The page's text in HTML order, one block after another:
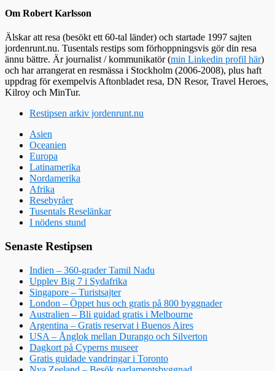
Om Robert Karlsson
Älskar att resa (besökt ett 60-tal länder) och startade 1997 sajten
jordenrunt.nu. Tusentals restips som förhoppningsvis gör din resa
ännu bättre. Är journalist / kommunikatör (min Linkedin profil här)
och har arrangerat en resmässa i Stockholm (2006-2008), plus haft
uppdrag för exempelvis Aftonbladet resa, DN Resor, Travel Heroes,
Kilroy och MinTur.
Restipsen arkiv jordenrunt.nu
Asien
Oceanien
Europa
Latinamerika
Nordamerika
Afrika
Resebyråer
Tusentals Reselänkar
I nödens stund
Senaste Restipsen
Indien – 360-grader Tamil Nadu
Upplev Big 7 i Sydafrika
Singapore – Turistsajter
London – Öppet hus och gratis på 800 byggnader
Australien – Bli guidad gratis i Melbourne
Argentina – Gratis reservat i Buenos Aires
USA – Ånglok mellan Durango och Silverton
Dagkort på Cyperns museer
Gratis guidade vandringar i Toronto